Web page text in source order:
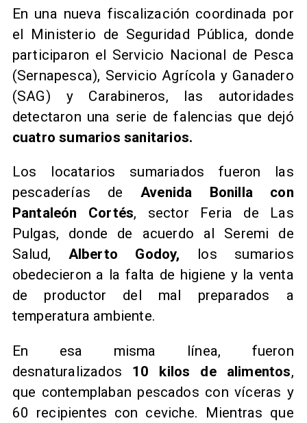
En una nueva fiscalización coordinada por
el Ministerio de Seguridad Pública, donde
participaron el Servicio Nacional de Pesca
(Sernapesca), Servicio Agrícola y Ganadero
(SAG) y Carabineros, las autoridades
detectaron una serie de falencias que dejó
cuatro sumarios sanitarios.
Los locatarios sumariados fueron las
pescaderías de Avenida Bonilla con
Pantaleón Cortés, sector Feria de Las
Pulgas, donde de acuerdo al Seremi de
Salud, Alberto Godoy, los sumarios
obedecieron a la falta de higiene y la venta
de productor del mal preparados a
temperatura ambiente.
En esa misma línea, fueron
desnaturalizados 10 kilos de alimentos,
que contemplaban pescados con víceras y
60 recipientes con ceviche. Mientras que